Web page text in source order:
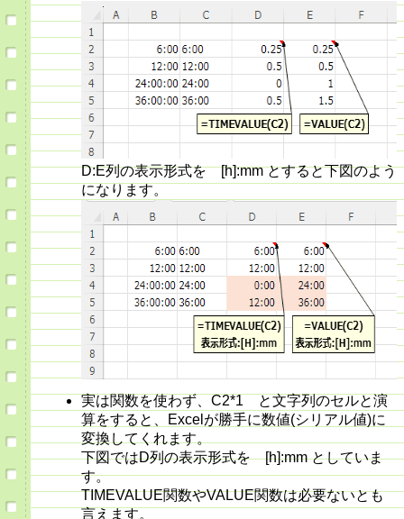
D:E列の表示形式を [h]:mm とすると下図のよう
になります。
実は関数を使わず、C2*1 と文字列のセルと演
算をすると、Excelが勝手に数値(シリアル値)に
変換してくれます。
下図ではD列の表示形式を [h]:mm としていま
す。
TIMEVALUE関数やVALUE関数は必要ないとも
言えます。